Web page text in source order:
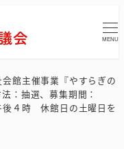
MENU
館主催事業『やすらぎの
：抽選、募集期間：
後４時 休館日の土曜日を